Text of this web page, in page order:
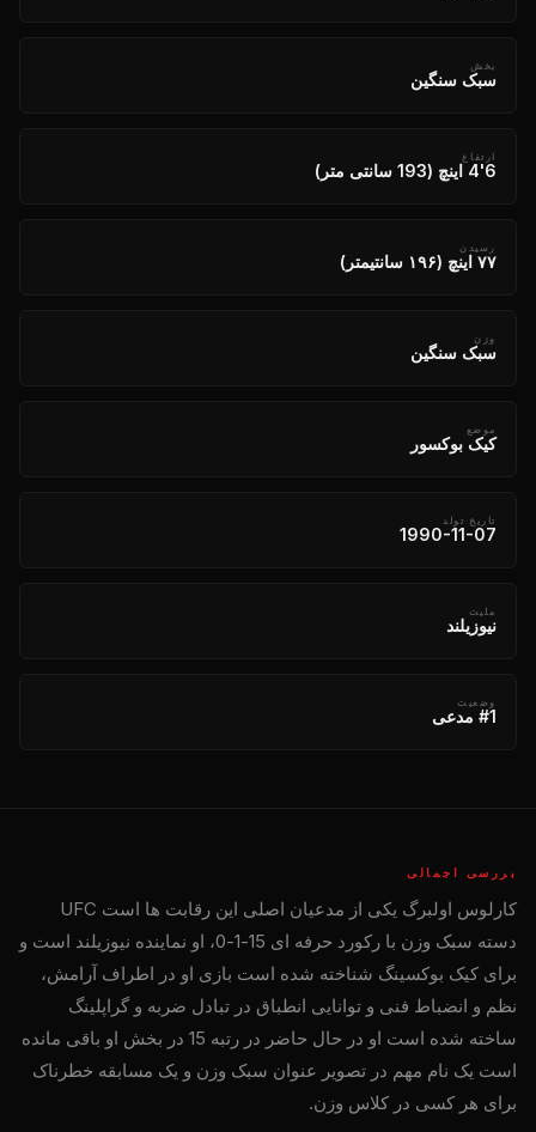
بخش
سبک سنگین
ارتفاع
6'4 اینچ (193 سانتی متر)
رسیدن
۷۷ اینچ (۱۹۶ سانتیمتر)
وزن
سبک سنگین
موضع
کیک بوکسور
تاریخ تولد
1990-11-07
ملیت
نیوزیلند
وضعیت
#1 مدعی
بررسی اجمالی
کارلوس اولبرگ یکی از مدعیان اصلی این رقابت ها است UFC
دسته سبک وزن با رکورد حرفه ای 15-1-0، او نماینده نیوزیلند است و
برای کیک بوکسینگ شناخته شده است بازی او در اطراف آرامش،
نظم و انضباط فنی و توانایی انطباق در تبادل ضربه و گراپلینگ
ساخته شده است او در حال حاضر در رتبه 15 در بخش او باقی مانده
است یک نام مهم در تصویر عنوان سبک وزن و یک مسابقه خطرناک
برای هر کسی در کلاس وزن.